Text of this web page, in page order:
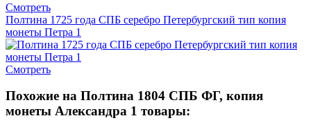
Смотреть
Полтина 1725 года СПБ серебро Петербургский тип копия
монеты Петра 1
Смотреть
Похожие на Полтина 1804 СПБ ФГ, копия
монеты Александра 1 товары: